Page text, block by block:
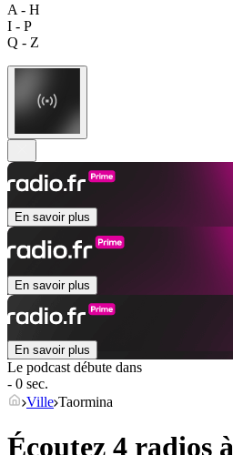
A - H
I - P
Q - Z
En savoir plus
En savoir plus
En savoir plus
Le podcast débute dans
- 0 sec.
Ville Taormina
Écoutez 4 radios à